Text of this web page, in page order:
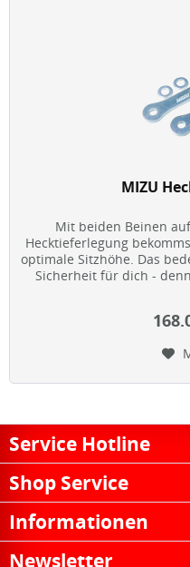
MIZU
Mit beiden Beinen
Hecktieferlegung
optimale Sitzhöhe. Das
Sicherheit für dich -
Service Hotline
Shop Service
Informationen
Newsletter